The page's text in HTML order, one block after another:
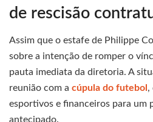
de rescisão
Assim que o estafe de Philippe
sobre a intenção de romper o
pauta imediata da diretoria. A
reunião com a cúpula do futebol ,
esportivos e financeiros para um
antecipado.